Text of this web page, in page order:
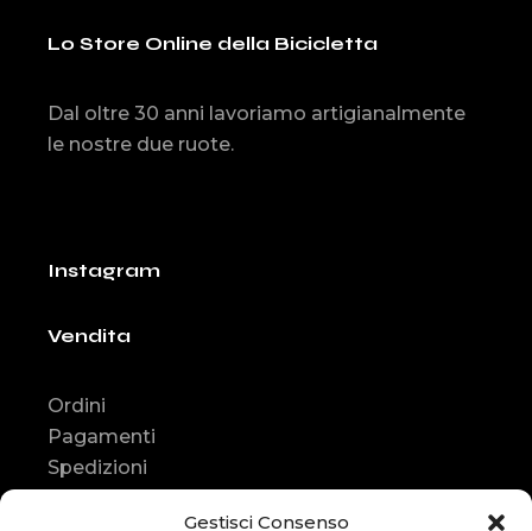
Gestisci Consenso
Lo Store Online della Bicicletta
Dal oltre 30 anni lavoriamo artigianalmente
le nostre due ruote.
Instagram
Vendita
Ordini
Pagamenti
Spedizioni